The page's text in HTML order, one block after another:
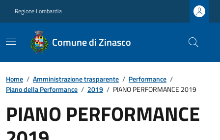
Regione Lombardia
Comune di Zinasco
Home / Amministrazione trasparente / Performance /
Piano della Performance / 2019 / PIANO PERFORMANCE 2019
PIANO PERFORMANCE